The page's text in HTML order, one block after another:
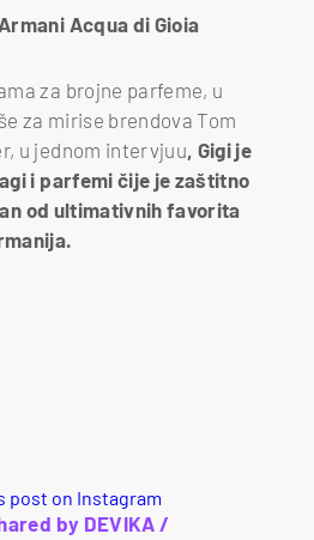
Acqua di Gioia
za brojne parfeme, u
za mirise brendova Tom
u jednom intervjuu , Gigi je
i parfemi čije je zaštitno
od ultimativnih favorita
post on Instagram
by DEVIKA /